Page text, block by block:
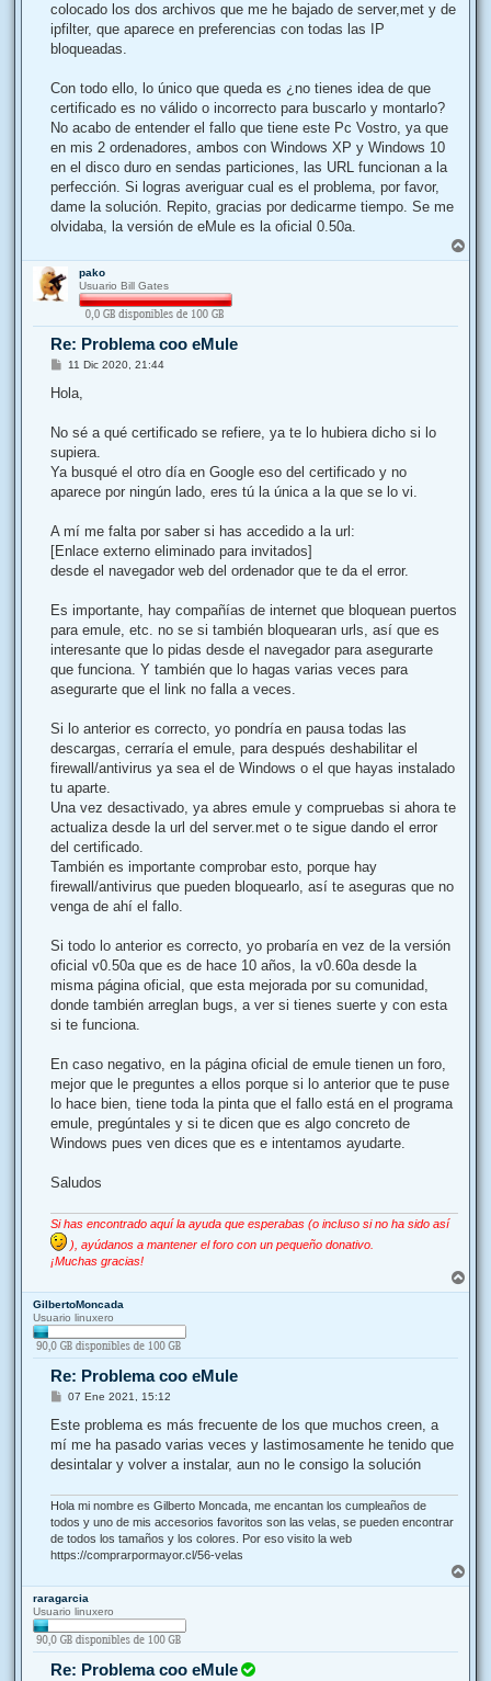
colocado los dos archivos que me he bajado de server,met y de
ipfilter, que aparece en preferencias con todas las IP
bloqueadas.
Con todo ello, lo único que queda es ¿no tienes idea de que
certificado es no válido o incorrecto para buscarlo y montarlo?
No acabo de entender el fallo que tiene este Pc Vostro, ya que
en mis 2 ordenadores, ambos con Windows XP y Windows 10
en el disco duro en sendas particiones, las URL funcionan a la
perfección. Si logras averiguar cual es el problema, por favor,
dame la solución. Repito, gracias por dedicarme tiempo. Se me
olvidaba, la versión de eMule es la oficial 0.50a.
r
pako
Usuario Bill Gates
Re: Problema coo eMule
M
n
j
11 Dic 2020, 21:44
Hola,
No sé a qué certificado se refiere, ya te lo hubiera dicho si lo
supiera.
Ya busqué el otro día en Google eso del certificado y no
aparece por ningún lado, eres tú la única a la que se lo vi.
A mí me falta por saber si has accedido a la url:
[Enlace externo eliminado para invitados]
desde el navegador web del ordenador que te da el error.
Es importante, hay compañías de internet que bloquean puertos
para emule, etc. no se si también bloquearan urls, así que es
interesante que lo pidas desde el navegador para asegurarte
que funciona. Y también que lo hagas varias veces para
asegurarte que el link no falla a veces.
Si lo anterior es correcto, yo pondría en pausa todas las
descargas, cerraría el emule, para después deshabilitar el
firewall/antivirus ya sea el de Windows o el que hayas instalado
tu aparte.
Una vez desactivado, ya abres emule y compruebas si ahora te
actualiza desde la url del server.met o te sigue dando el error
del certificado.
También es importante comprobar esto, porque hay
firewall/antivirus que pueden bloquearlo, así te aseguras que no
venga de ahí el fallo.
Si todo lo anterior es correcto, yo probaría en vez de la versión
oficial v0.50a que es de hace 10 años, la v0.60a desde la
misma página oficial, que esta mejorada por su comunidad,
donde también arreglan bugs, a ver si tienes suerte y con esta
si te funciona.
En caso negativo, en la página oficial de emule tienen un foro,
mejor que le preguntes a ellos porque si lo anterior que te puse
lo hace bien, tiene toda la pinta que el fallo está en el programa
emule, pregúntales y si te dicen que es algo concreto de
Windows pues ven dices que es e intentamos ayudarte.
Saludos
Si has encontrado aquí la ayuda que esperabas (o incluso si no ha sido así
), ayúdanos a mantener el foro con un pequeño donativo.
¡Muchas gracias!
r
GilbertoMoncada
Usuario linuxero
Re: Problema coo eMule
M
n
a
j
07 Ene 2021, 15:12
Este problema es más frecuente de los que muchos creen, a
mí me ha pasado varias veces y lastimosamente he tenido que
desintalar y volver a instalar, aun no le consigo la solución
Hola mi nombre es Gilberto Moncada, me encantan los cumpleaños de
todos y uno de mis accesorios favoritos son las velas, se pueden encontrar
de todos los tamaños y los colores. Por eso visito la web
https://comprarpormayor.cl/56-velas
r
raragarcia
Usuario linuxero
Re: Problema coo eMule